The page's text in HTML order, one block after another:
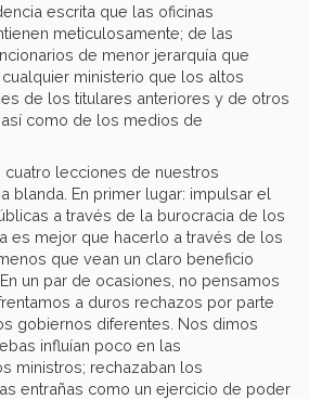
escrita que las oficinas
meticulosamente; de las
de menor jerarquía que
ministerio que los altos
de los titulares anteriores y de otros
como de los medios de
cuatro lecciones de nuestros
blanda. En primer lugar: impulsar el
a través de la burocracia de los
es mejor que hacerlo a través de los
que vean un claro beneficio
un par de ocasiones, no pensamos
a duros rechazos por parte
gobiernos diferentes. Nos dimos
influían poco en las
ministros; rechazaban los
entrañas como un ejercicio de poder